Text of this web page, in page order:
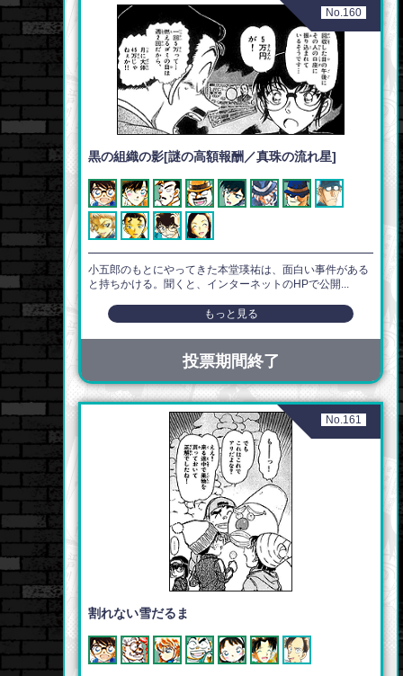
No.160
黒の組織の影[謎の高額報酬／真珠の流れ星]
小五郎のもとにやってきた本堂瑛祐は、面白い事件がある
と持ちかける。聞くと、インターネットのHPで公開...
もっと見る
投票期間終了
No.161
割れない雪だるま